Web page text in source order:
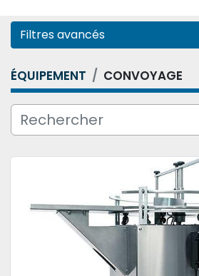
Filtres avancés
Catégorie
Condition
ÉQUIPEMENT CONVOYAGE